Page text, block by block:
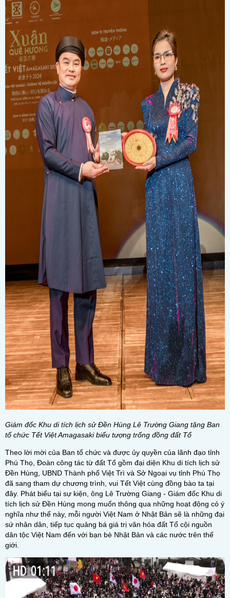
Giám đốc Khu di tích lịch sử Đền Hùng Lê Trường Giang tặng Ban
tổ chức Tết Việt Amagasaki biểu tượng trống đồng đất Tổ
Theo lời mời của Ban tổ chức và được ủy quyền của lãnh đạo tỉnh
Phú Thọ, Đoàn công tác từ đất Tổ gồm đại diện Khu di tích lịch sử
Đền Hùng, UBND Thành phố Việt Trì và Sở Ngoại vụ tỉnh Phú Thọ
đã sang tham dự chương trình, vui Tết Việt cùng đồng bào ta tại
đây. Phát biểu tại sự kiện, ông Lê Trường Giang - Giám đốc Khu di
tích lịch sử Đền Hùng mong muốn thông qua những hoạt động có ý
nghĩa như thế này, mỗi người Việt Nam ở Nhật Bản sẽ là những đại
sứ nhân dân, tiếp tục quảng bá giá trị văn hóa đất Tổ cội nguồn
dân tộc Việt Nam đến với bạn bè Nhật Bản và các nước trên thế
giới.